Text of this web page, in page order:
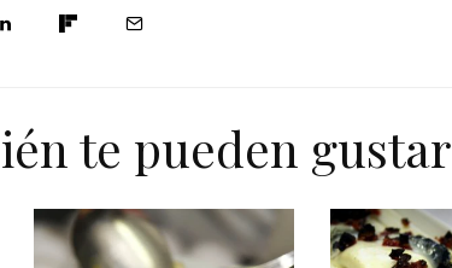
te pueden gustar